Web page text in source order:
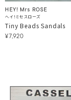
HEY! Mrs ROSE
ヘイ！ミセスローズ
Tiny Beads Sandals
¥7,920